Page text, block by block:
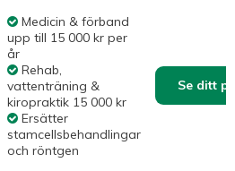
Medicin & förband
upp till 15 000 kr per
år
Rehab,
vattenträning &
kiropraktik 15 000 kr
Ersätter
stamcellsbehandlingar
och röntgen
Se ditt